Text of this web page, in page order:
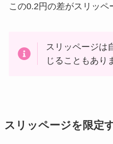
この0.2円の差がスリッペ
スリッページは
じることもあり
スリッページを限定